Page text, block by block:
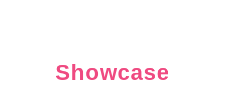
Showcase